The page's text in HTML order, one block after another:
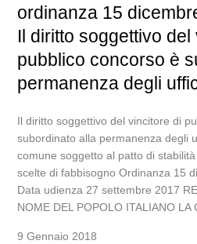
ordinanza 15
Il diritto soggettivo del
pubblico concorso è
permanenza degli
Il diritto soggettivo del vincitore di
subordinato alla permanenza degli
comune soggetto al patto di
scelte di fabbisogno Ordinanza 15
Data udienza 27 settembre 2017
NOME DEL POPOLO ITALIANO LA
9 Gennaio 2018